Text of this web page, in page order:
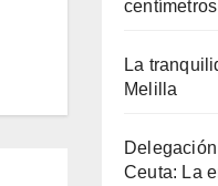
centímetros
La
Melilla
Ceuta: La